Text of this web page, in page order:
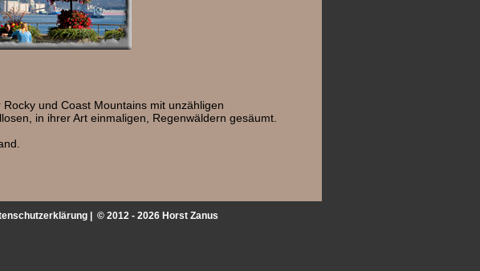
und Coast Mountains mit unzähligen
in ihrer Art einmaligen, Regenwäldern gesäumt.
© 2012 - 2026 Horst Zanus